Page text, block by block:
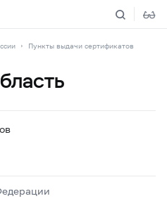
Пункты выдачи сертификатов